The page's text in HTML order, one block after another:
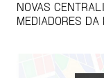
NOVAS
MEDIADORES